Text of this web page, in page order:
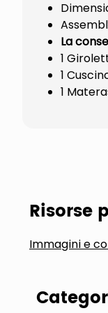
La
1
1
1
Risorse
Immagini e